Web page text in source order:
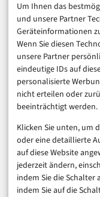
Um Ihnen das
und unsere Partner
Geräteinformationen
Wenn Sie diesen
unsere Partner
eindeutige IDs auf
personalisierte
nicht erteilen oder
beeinträchtigt werden.
Klicken Sie unten, um
oder eine detaillierte
auf diese Website
jederzeit ändern,
indem Sie die
indem Sie auf die
Consumer & Digital Life
Marketing
Finanzen & FinTech
Business & Karriere
Sicherheit & Recht
Digitalisierung
Marketing
Magazin
Unsere Redaktion
Werbeformate & Media